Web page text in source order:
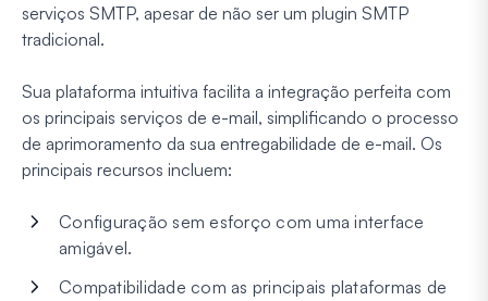
serviços SMTP, apesar de não ser um plugin SMTP
tradicional.
Sua plataforma intuitiva facilita a integração perfeita com
os principais serviços de e-mail, simplificando o processo
de aprimoramento da sua entregabilidade de e-mail. Os
principais recursos incluem:
Configuração sem esforço com uma interface
amigável.
Compatibilidade com as principais plataformas de